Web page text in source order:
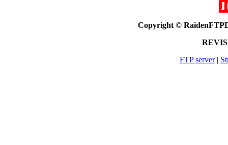
Copyright ©
FTP server|